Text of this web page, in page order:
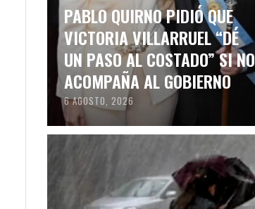
PABLO QUIRNO PIDIÓ QUE
VICTORIA VILLARRUEL “DÉ
UN PASO AL COSTADO” SI NO
ACOMPAÑA AL GOBIERNO
6 AGOSTO, 2026